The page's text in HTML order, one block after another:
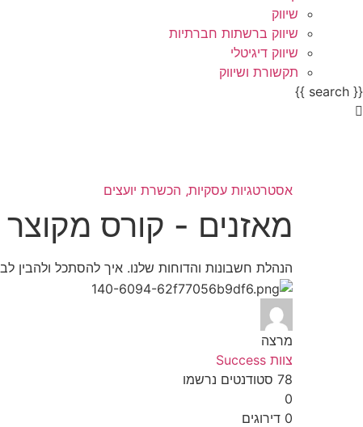
שיווק
שיווק ברשתות חברתיות
שיווק דיגיטלי
תקשורת ושיווק
{{ search }}
אסטרטגיות עסקיות⸲ הכשרת יועצים
מאזנים - קורס מקוצר
הנהלת חשבונות והדוחות שלנו. איך להסתכל ולהבין
מרצה
צוות Success
78 סטודנטים נרשמו
0
0 דירוגים